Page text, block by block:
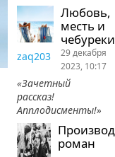
Любовь,
месть и
чебуреки
zaq203
«Зачетный
рассказ!
Апплодисменты!»
29 декабря
2023, 10:17
роман